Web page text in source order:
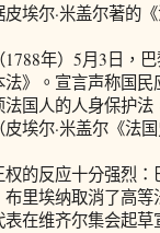
尔·米盖尔著的《
年）5月3日，巴
法》。宣言声称国
法国人的人身保护
埃尔·米盖尔《法国
反应十分强烈：
布里埃纳取消了高
表在维齐尔集会起